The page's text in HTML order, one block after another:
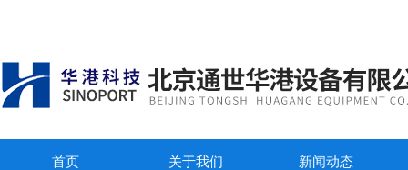
首页 关于我们 新闻动态